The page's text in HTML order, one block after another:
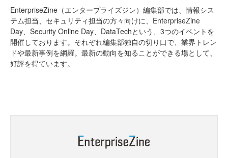
EnterpriseZine（エンタープライズジン）編集部では、情報シス
テム担当、セキュリティ担当の方々向けに、EnterpriseZine
Day、Security Online Day、DataTechという、3つのイベントを
開催しております。それぞれ編集部独自の切り口で、業界トレン
ドや最新事例を網羅。最新の動向を知ることができる場として、
好評を得ています。